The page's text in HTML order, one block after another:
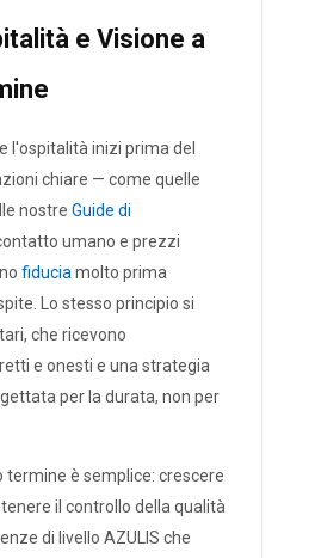
e Visione a
l'ospitalità inizi prima del
chiare — come quelle
nostre Guide di
umano e prezzi
fiducia molto prima
Lo stesso principio si
che ricevono
e onesti e una strategia
per la durata, non per
termine è semplice: crescere
il controllo della qualità
di livello AZULIS che